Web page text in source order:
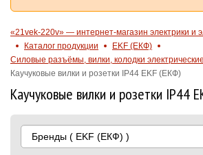
«21vek-220v» — интернет-магазин электрики и
Каталог продукции
EKF (ЕКФ)
Силовые разъёмы, вилки, колодки электрические
Каучуковые вилки и розетки IP44 EKF (ЕКФ)
Каучуковые вилки и розетки IP44
Бренды ( EKF (ЕКФ) )